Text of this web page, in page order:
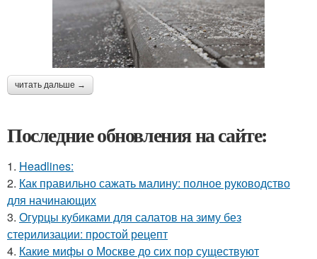
читать дальше →
Последние обновления на сайте:
1. Headlines:
2. Как правильно сажать малину: полное руководство
для начинающих
3. Огурцы кубиками для салатов на зиму без
стерилизации: простой рецепт
4. Какие мифы о Москве до сих пор существуют